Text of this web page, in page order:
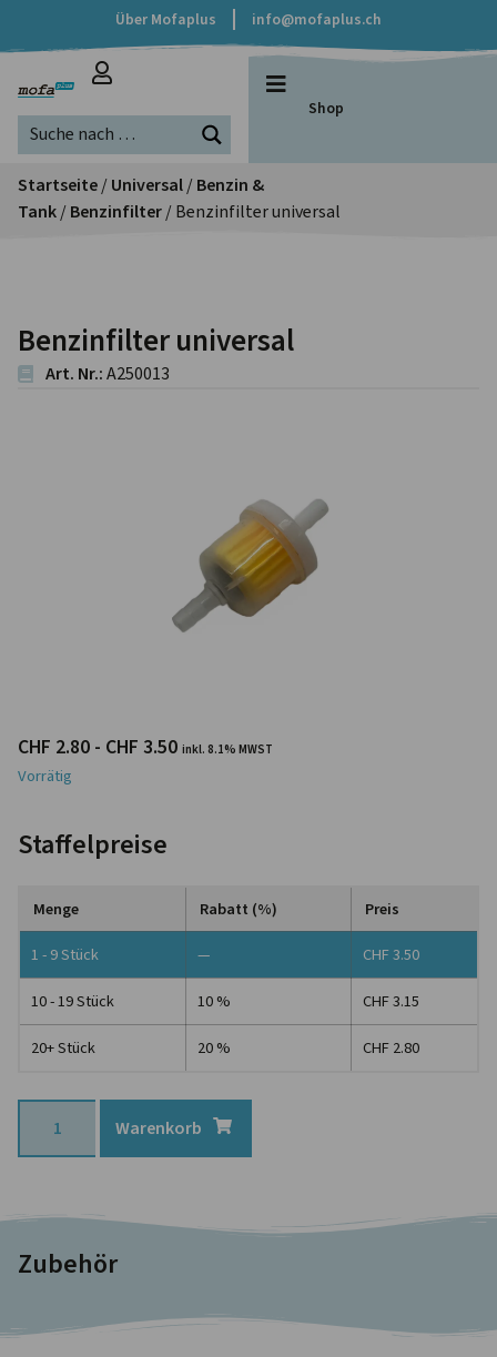
Über Mofaplus info@mofaplus.ch
Shop
Startseite/Universal/Benzin &
Tank/Benzinfilter/ Benzinfilter universal
CHF 2.80 - CHF 3.50 inkl. 8.1% MWST
Vorrätig
Staffelpreise
Menge Rabatt (%) Preis
1 - 9Stück — CHF3.50
10 - 19 Stück 10 % CHF3.15
20+ Stück 20 % CHF 2.80
Warenkorb
Benzinfilter universal
Art. Nr.:A250013
Zubehör